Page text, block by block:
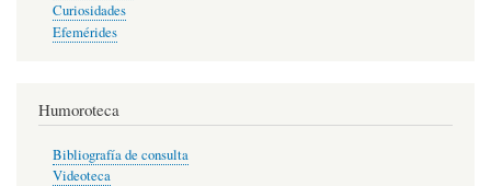
Curiosidades
Efemérides
Humoroteca
Bibliografía de consulta
Videoteca